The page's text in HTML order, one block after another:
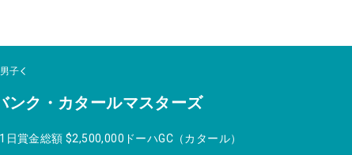
子
ンク・カタールマスターズ
日賞金総額 $2,500,000 ドーハGC（カタール）